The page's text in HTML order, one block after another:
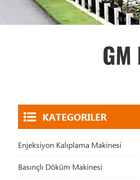
GM
KATEGORILER
Enjeksiyon Kalıplama Makinesi
Basınçlı Döküm Makinesi